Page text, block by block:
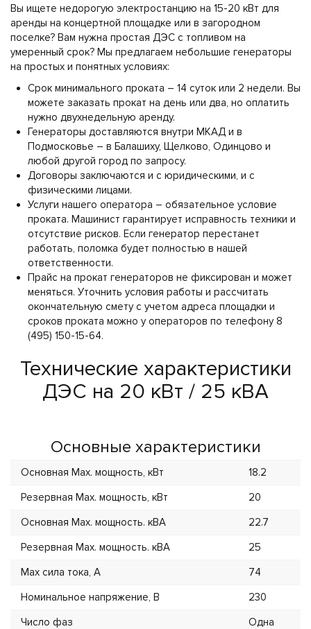
Вы ищете недорогую электростанцию на 15-20 кВт для
аренды на концертной площадке или в загородном
поселке? Вам нужна простая ДЭС с топливом на
умеренный срок? Мы предлагаем небольшие генераторы
на простых и понятных условиях:
Срок минимального проката – 14 суток или 2 недели. Вы
можете заказать прокат на день или два, но оплатить
нужно двухнедельную аренду.
Генераторы доставляются внутри МКАД и в
Подмосковье – в Балашиху, Щелково, Одинцово и
любой другой город по запросу.
Договоры заключаются и с юридическими, и с
физическими лицами.
Услуги нашего оператора – обязательное условие
проката. Машинист гарантирует исправность техники и
отсутствие рисков. Если генератор перестанет
работать, поломка будет полностью в нашей
ответственности.
Прайс на прокат генераторов не фиксирован и может
меняться. Уточнить условия работы и рассчитать
окончательную смету с учетом адреса площадки и
сроков проката можно у операторов по телефону 8
(495) 150-15-64.
Технические характеристики
ДЭС на 20 кВт / 25 кВА
Основные характеристики
Основная Max. мощность, кВт
18.2
Резервная Max. мощность, кВт
20
Основная Max. мощность. кВА
22.7
Резервная Max. мощность. кВА
25
Max сила тока, А
74
Номинальное напряжение, В
230
Число фаз
Одна